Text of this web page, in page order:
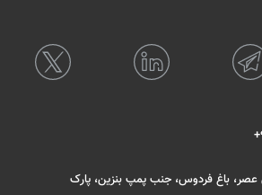
عصر، باغ فردوس، جنب پمپ بنزین، پارک